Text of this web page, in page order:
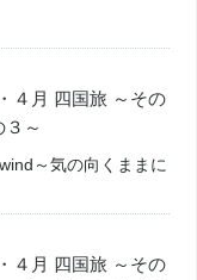
４月 四国旅 ～その
３～
～気の向くままに
４月 四国旅 ～その